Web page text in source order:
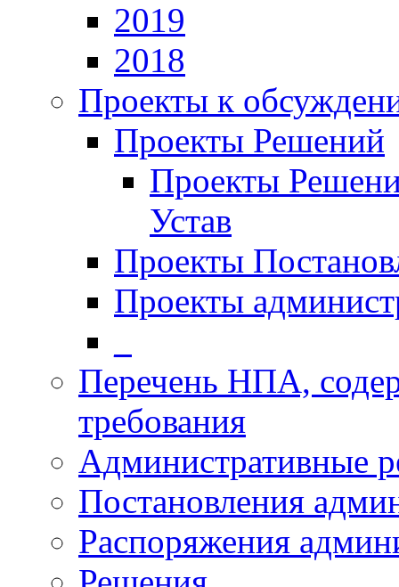
2019
2018
Проекты к
Проекты Решений
Проекты
Устав
Проекты
Проекты
Перечень НПА,
требования
Административные
Постановления
Распоряжения